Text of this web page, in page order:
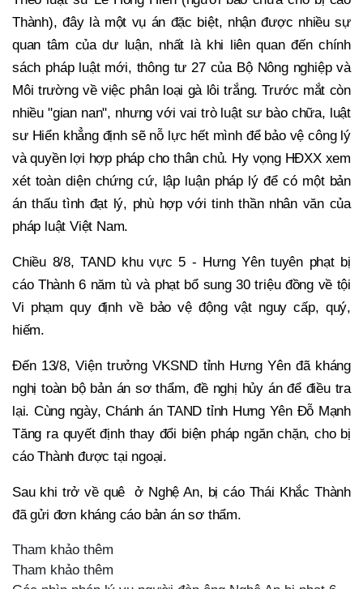
Thành), đây là một vụ án đặc biệt, nhận được nhiều sự
quan tâm của dư luận, nhất là khi liên quan đến chính
sách pháp luật mới, thông tư 27 của Bộ Nông nghiệp và
Môi trường về việc phân loại gà lôi trắng. Trước mắt còn
nhiều "gian nan", nhưng với vai trò luật sư bào chữa, luật
sư Hiển khẳng định sẽ nỗ lực hết mình để bảo vệ công lý
và quyền lợi hợp pháp cho thân chủ. Hy vọng HĐXX xem
xét toàn diện chứng cứ, lập luận pháp lý để có một bản
án thấu tình đạt lý, phù hợp với tinh thần nhân văn của
pháp luật Việt Nam.
Chiều 8/8, TAND khu vực 5 - Hưng Yên tuyên phạt bị
cáo Thành 6 năm tù và phạt bổ sung 30 triệu đồng về tội
Vi phạm quy định về bảo vệ động vật nguy cấp, quý,
hiếm.
Đến 13/8, Viện trưởng VKSND tỉnh Hưng Yên đã kháng
nghị toàn bộ bản án sơ thẩm, đề nghị hủy án để điều tra
lại. Cùng ngày, Chánh án TAND tỉnh Hưng Yên Đỗ Mạnh
Tăng ra quyết định thay đổi biện pháp ngăn chặn, cho bị
cáo Thành được tại ngoại.
Sau khi trở về quê ở Nghệ An, bị cáo Thái Khắc Thành
đã gửi đơn kháng cáo bản án sơ thẩm.
Tham khảo thêm
Tham khảo thêm